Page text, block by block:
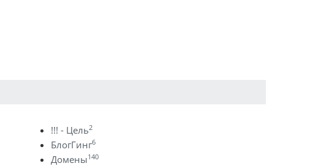
!!! - Цель2
БлогГинг6
Домены140